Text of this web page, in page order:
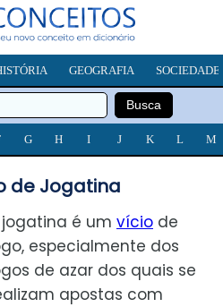
GEOGRAFIA SOCIEDADE
G H I J K L M
de Jogatina
jogatina é um vício de
especialmente dos
de azar dos quais se
apostas com